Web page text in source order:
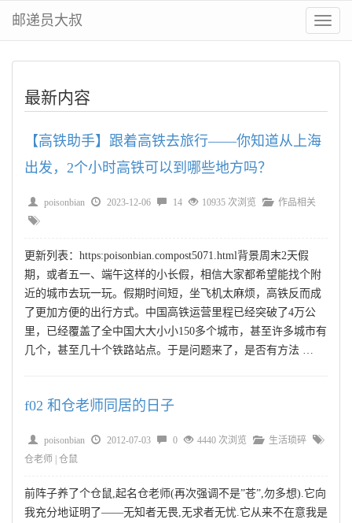
切
换
菜
邮递员大叔
最新内容
【高铁助手】跟着高铁去旅行——你知道从上海
出发，2个小时高铁可以到哪些地方吗？
poisonbian 2023-12-06 14 10935 次浏览 作品相关
更新列表：https:poisonbian.compost5071.html背景周末2天假
期，或者五一、端午这样的小长假，相信大家都希望能找个附
近的城市去玩一玩。假期时间短，坐飞机太麻烦，高铁反而成
了更加方便的出行方式。中国高铁运营里程已经突破了4万公
里，已经覆盖了全中国大大小小150多个城市，甚至许多城市有
几个，甚至几十个铁路站点。于是问题来了，是否有方法 …
f02 和仓老师同居的日子
poisonbian 2012-07-03 0 4440 次浏览
生活琐碎
仓老师
仓鼠
前阵子养了个仓鼠,起名仓老师(再次强调不是”苍”,勿多想).它向
我充分地证明了——无知者无畏,无求者无忧.它从来不在意我是